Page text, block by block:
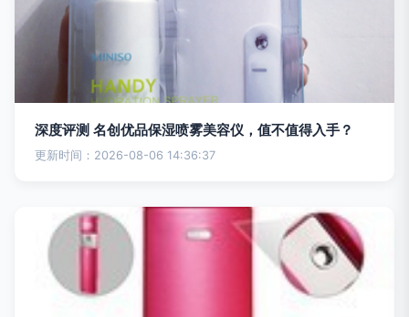
深度评测 名创优品保湿喷雾美容仪，值不值得入手？
更新时间：2026-08-06 14:36:37